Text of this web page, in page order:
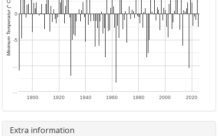
1900 1920 1940 1960 1980 2000 2020
-5
0
Minimum Temperatur (° C)
Extra information